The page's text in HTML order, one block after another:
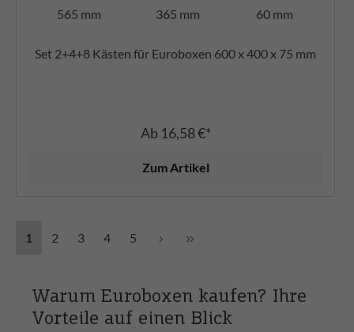
565 mm 365 mm 60 mm
Set 2+4+8 Kästen für Euroboxen 600 x 400 x 75 mm
Ab 16,58 €*
Zum Artikel
1 2 3 4 5
Warum Euroboxen kaufen? Ihre
Vorteile auf einen Blick